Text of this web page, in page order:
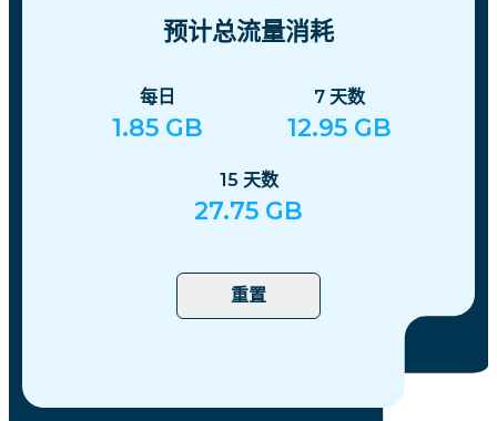
预计总流量消耗
每日
1.85 GB
7 天数
12.95 GB
15 天数
27.75 GB
重置